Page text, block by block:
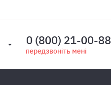
0 (800) 21-00-88
передзвоніть мені